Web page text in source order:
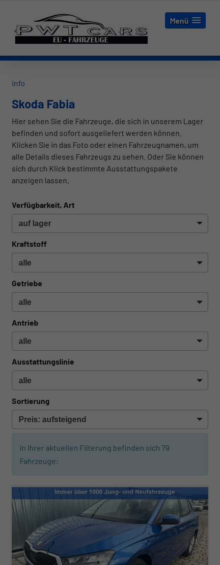
Menü
info
Skoda Fabia
Hier sehen Sie die Fahrzeuge, die sich in unserem Lager
befinden und sofort ausgeliefert werden können.
Klicken Sie in das Foto oder einen Fahrzeugnamen, um
alle Details dieses Fahrzeugs zu sehen. Oder Sie können
sich durch Klick bestimmte Ausstattungspakete
anzeigen lassen.
Verfügbarkeit, Art
Kraftstoff
Getriebe
Antrieb
Ausstattungslinie
Sortierung
In Ihrer aktuellen Filterung befinden sich 79
Fahrzeuge: